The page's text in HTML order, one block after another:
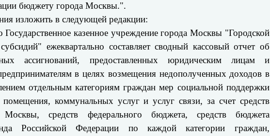
бюджету города Москвы.".
изложить в следующей редакции:
Государственное казенное учреждение города Москвы "Городской
ежеквартально составляет сводный кассовый отчет об
ассигнований, предоставленных юридическим лицам и
в целях возмещения недополученных доходов в
отдельным категориям граждан мер социальной поддержки
коммунальных услуг и услуг связи, за счет средств
средств федерального бюджета, средств бюджета
Российской Федерации по каждой категории граждан,